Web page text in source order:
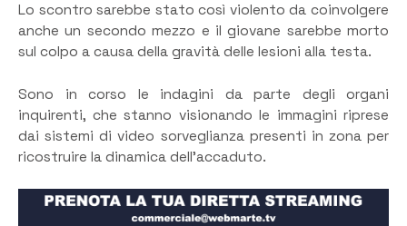
Lo scontro sarebbe stato così violento da coinvolgere
anche un secondo mezzo e il giovane sarebbe morto
sul colpo a causa della gravità delle lesioni alla testa.
Sono in corso le indagini da parte degli organi
inquirenti, che stanno visionando le immagini riprese
dai sistemi di video sorveglianza presenti in zona per
ricostruire la dinamica dell’accaduto.